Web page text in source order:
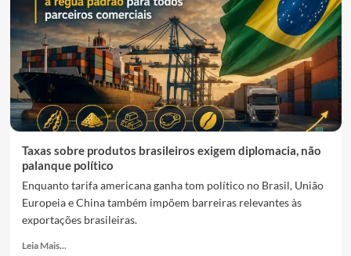
Taxas sobre produtos brasileiros exigem diplomacia, não
palanque político
Enquanto tarifa americana ganha tom político no Brasil, União
Europeia e China também impõem barreiras relevantes às
exportações brasileiras.
Leia Mais...